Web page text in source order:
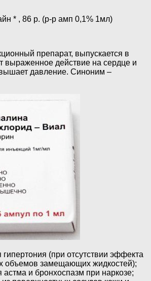
* , 86 р. (р-р амп 0,1% 1мл)
препарат, выпускается в
выраженное действие на сердце и
давление. Синоним –
гипертония (при отсутствии эффекта
объемов замещающих жидкостей);
астма и бронхоспазм при наркозе;